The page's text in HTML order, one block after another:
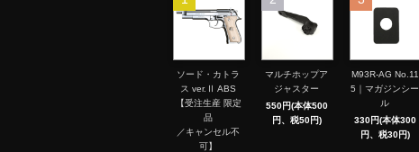
ソード・カトラ
ス ver.Ⅱ ABS
【受注生産 限定
品
／キャンセル不
可】
マルチホップア
ジャスター
550円(本体500
円、税50円)
M93R-AG No.11
5｜マガジンシー
ル
330円(本体300
円、税30円)